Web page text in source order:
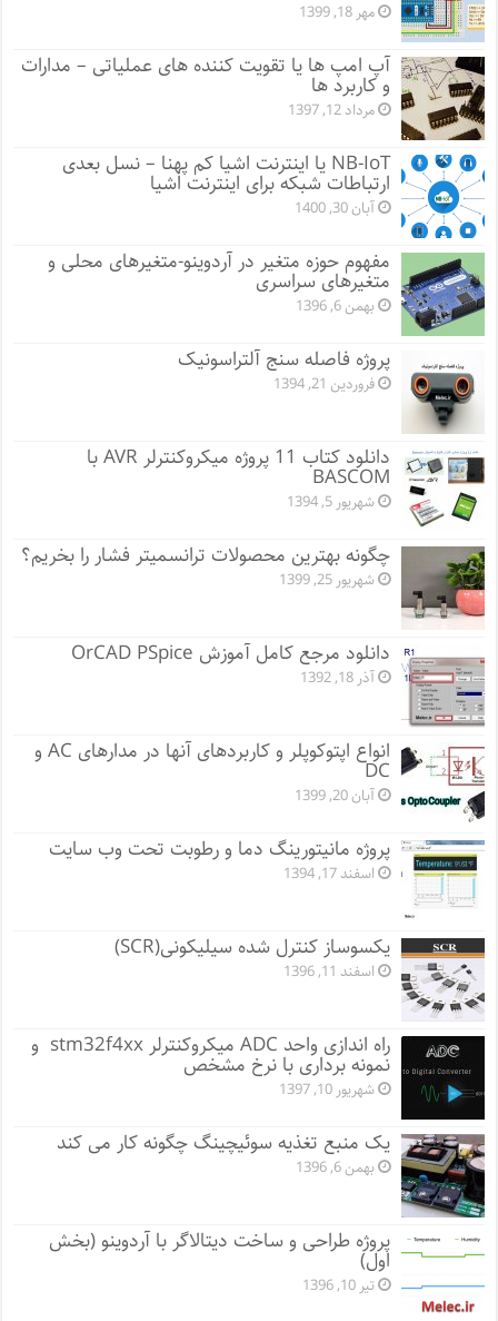
مهر 18, 1399
آپ امپ ها یا تقویت کننده های عملیاتی – مدارات
و کاربرد ها
مرداد 12, 1397
NB-IoT یا اینترنت اشیا کم پهنا – نسل بعدی
ارتباطات شبکه برای اینترنت اشیا
آبان 30, 1400
مفهوم حوزه متغیر در آردوینو-متغیرهای محلی و
متغیرهای سراسری
بهمن 6, 1396
پروژه فاصله سنج آلتراسونیک
فروردین 21, 1394
دانلود کتاب 11 پروژه میکروکنترلر AVR با
BASCOM
شهریور 5, 1394
چگونه بهترین محصولات ترانسمیتر فشار را بخریم؟
شهریور 25, 1399
دانلود مرجع کامل آموزش OrCAD PSpice
آذر 18, 1392
انواع اپتوکوپلر و کاربردهای آنها در مدارهای AC و
DC
آبان 20, 1399
پروژه مانيتورينگ دما و رطوبت تحت وب سایت
اسفند 17, 1394
یکسوساز کنترل شده سیلیکونی(SCR)
اسفند 11, 1396
راه اندازی واحد ADC میکروکنترلر stm32f4xx و
نمونه برداری با نرخ مشخص
شهریور 10, 1397
یک منبع تغذیه سوئیچینگ چگونه کار می کند
بهمن 6, 1396
پروژه طراحی و ساخت دیتالاگر با آردوینو (بخش
اول)
تیر 10, 1396